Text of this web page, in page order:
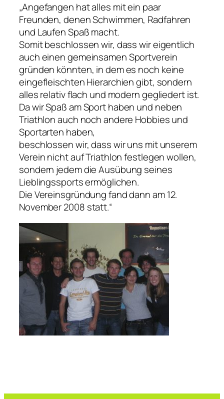
„Angefangen hat alles mit ein paar
Freunden, denen Schwimmen, Radfahren
und Laufen Spaß macht.
Somit beschlossen wir, dass wir eigentlich
auch einen gemeinsamen Sportverein
gründen könnten, in dem es noch keine
eingefleischten Hierarchien gibt, sondern
alles relativ flach und modern gegliedert ist.
Da wir Spaß am Sport haben und neben
Triathlon auch noch andere Hobbies und
Sportarten haben,
beschlossen wir, dass wir uns mit unserem
Verein nicht auf Triathlon festlegen wollen,
sondern jedem die Ausübung seines
Lieblingssports ermöglichen.
Die Vereinsgründung fand dann am 12.
November 2008 statt.“